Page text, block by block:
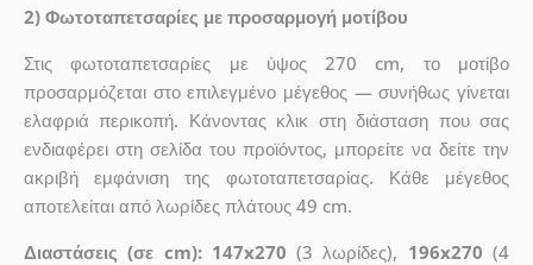
2) Φωτοταπετσαρίες με προσαρμογή μοτίβου
Στις φωτοταπετσαρίες με ύψος 270 cm, το μοτίβο
προσαρμόζεται στο επιλεγμένο μέγεθος — συνήθως γίνεται
ελαφριά περικοπή. Κάνοντας κλικ στη διάσταση που σας
ενδιαφέρει στη σελίδα του προϊόντος, μπορείτε να δείτε την
ακριβή εμφάνιση της φωτοταπετσαρίας. Κάθε μέγεθος
αποτελείται από λωρίδες πλάτους 49 cm.
Διαστάσεις (σε cm): 147x270 (3 λωρίδες), 196x270 (4